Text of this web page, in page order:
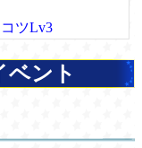
ツLv3
ベント